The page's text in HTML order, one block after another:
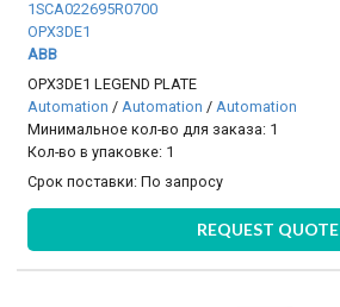
1SCA022695R0700
OPX3DE1
ABB
OPX3DE1 LEGEND PLATE
Automation /Automation /Automation
Минимальное кол-во для заказа: 1
Кол-во в упаковке: 1
Срок поставки:По запросу
REQUEST QUOTE